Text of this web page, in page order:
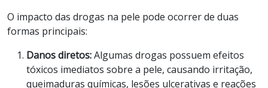
O impacto das drogas na pele pode ocorrer de duas
formas principais:
Danos diretos:Algumas drogas possuem efeitos
tóxicos imediatos sobre a pele, causando irritação,
queimaduras químicas, lesões ulcerativas e reações